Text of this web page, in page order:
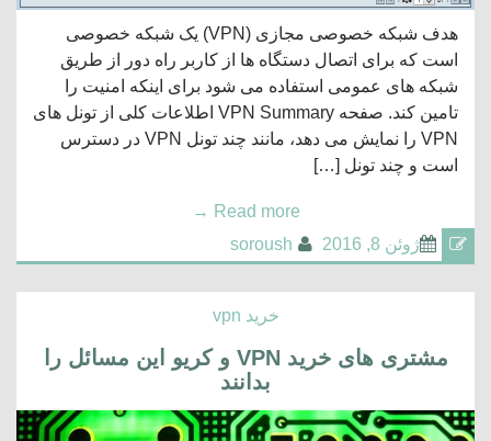
هدف شبکه خصوصی مجازی (VPN) یک شبکه خصوصی
است که برای اتصال دستگاه ها از کاربر راه دور از طریق
شبکه های عمومی استفاده می شود برای اینکه امنیت را
تامین کند. صفحه VPN Summary اطلاعات کلی از تونل های
VPN را نمایش می دهد، مانند چند تونل VPN در دسترس
است و چند تونل […]
Read more
→
ژوئن 8, 2016
soroush
خرید vpn
مشتری های خرید VPN و کریو این مسائل را
بدانند